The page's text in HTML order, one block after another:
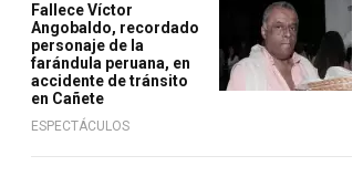
Fallece Víctor
Angobaldo, recordado
personaje de la
farándula peruana, en
accidente de tránsito
en Cañete
ESPECTÁCULOS